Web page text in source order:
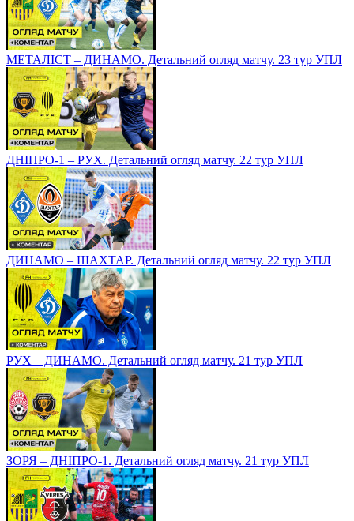
МЕТАЛІСТ – ДИНАМО. Детальний огляд матчу. 23 тур УПЛ
ДНІПРО-1 – РУХ. Детальний огляд матчу. 22 тур УПЛ
ДИНАМО – ШАХТАР. Детальний огляд матчу. 22 тур УПЛ
РУХ – ДИНАМО. Детальний огляд матчу. 21 тур УПЛ
ЗОРЯ – ДНІПРО-1. Детальний огляд матчу. 21 тур УПЛ